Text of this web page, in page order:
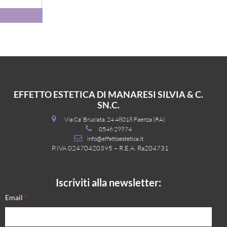
EFFETTO ESTETICA DI MANARESI SILVIA & C.
SN.C.
Via Ca’ Bruciata, 24 48018 Faenza (RA)
0546 29974
info@effettoestetica.it
P.IVA 02470420395 – R.E.A. Ra204731
Iscriviti alla newsletter:
Email *